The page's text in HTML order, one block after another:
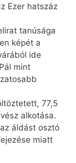
Ezer hatszáz
tanúsága
képét a
ide
mint
77,5
alkotása.
áldást osztó
miatt